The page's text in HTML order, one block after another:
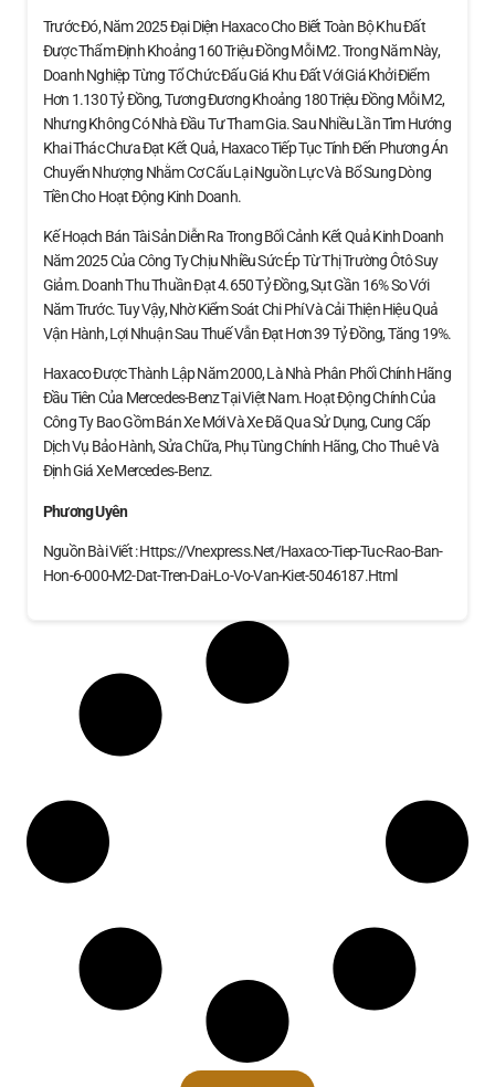
Trước Đó, Năm 2025 Đại Diện Haxaco Cho Biết Toàn Bộ Khu Đất
Được Thẩm Định Khoảng 160 Triệu Đồng Mỗi M2. Trong Năm Này,
Doanh Nghiệp Từng Tổ Chức Đấu Giá Khu Đất Với Giá Khởi Điểm
Hơn 1.130 Tỷ Đồng, Tương Đương Khoảng 180 Triệu Đồng Mỗi M2,
Nhưng Không Có Nhà Đầu Tư Tham Gia. Sau Nhiều Lần Tìm Hướng
Khai Thác Chưa Đạt Kết Quả, Haxaco Tiếp Tục Tính Đến Phương Án
Chuyển Nhượng Nhằm Cơ Cấu Lại Nguồn Lực Và Bổ Sung Dòng
Tiền Cho Hoạt Động Kinh Doanh.
Kế Hoạch Bán Tài Sản Diễn Ra Trong Bối Cảnh Kết Quả Kinh Doanh
Năm 2025 Của Công Ty Chịu Nhiều Sức Ép Từ Thị Trường Ôtô Suy
Giảm. Doanh Thu Thuần Đạt 4.650 Tỷ Đồng, Sụt Gần 16% So Với
Năm Trước. Tuy Vậy, Nhờ Kiểm Soát Chi Phí Và Cải Thiện Hiệu Quả
Vận Hành, Lợi Nhuận Sau Thuế Vẫn Đạt Hơn 39 Tỷ Đồng, Tăng 19%.
Haxaco Được Thành Lập Năm 2000, Là Nhà Phân Phối Chính Hãng
Đầu Tiên Của Mercedes-Benz Tại Việt Nam. Hoạt Động Chính Của
Công Ty Bao Gồm Bán Xe Mới Và Xe Đã Qua Sử Dụng, Cung Cấp
Dịch Vụ Bảo Hành, Sửa Chữa, Phụ Tùng Chính Hãng, Cho Thuê Và
Định Giá Xe Mercedes‑Benz.
Phương Uyên
Nguồn Bài Viết : Https://vnexpress.net/haxaco-Tiep-Tuc-Rao-Ban-
Hon-6-000-M2-Dat-Tren-Dai-Lo-Vo-Van-Kiet-5046187.html